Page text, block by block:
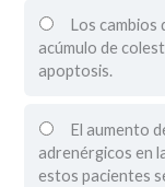
Los cambios
acúmulo de
apoptosis.
El aumento
adrenérgicos en
estos pacientes